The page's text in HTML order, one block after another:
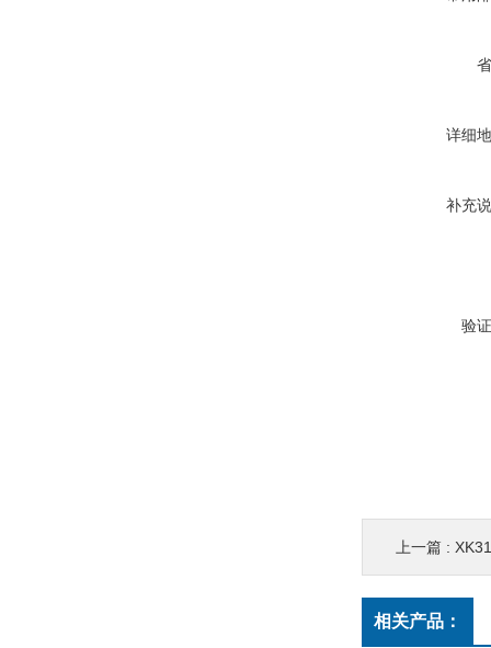
详细
补充
验
上一篇 :
相关产品：